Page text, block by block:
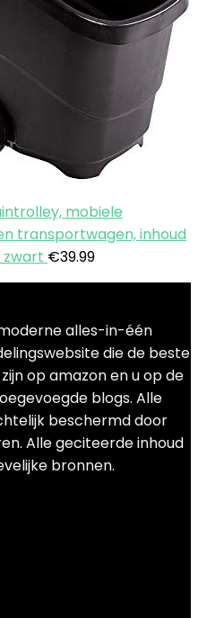
mobiele
transportwagen, inhoud
zwart €39.99
alles-in-één
die de beste
op amazon en u op de
blogs. Alle
beschermd door
Alle geciteerde inhoud
bronnen.